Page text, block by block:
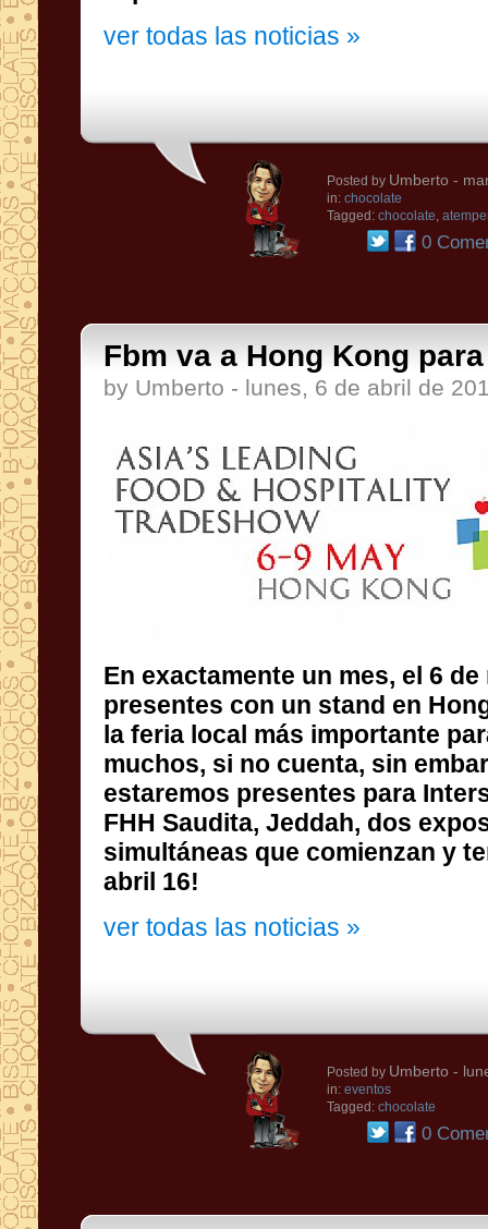
ver todas las noticias »
Posted by Umberto -
in: chocolate
Tagged: chocolate,
0
Fbm va a Hong Kong
by Umberto - lunes, 6 de abril de
En exactamente un mes, el 6 de
presentes con un stand en
la feria local más importante
muchos, si no cuenta, sin
estaremos presentes para
FHH Saudita, Jeddah, dos
simultáneas que comienzan y
abril 16!
ver todas las noticias »
Posted by Umberto -
in: eventos
Tagged: chocolate
0